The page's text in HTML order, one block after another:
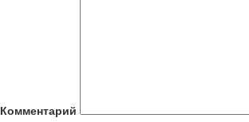
Комментарий